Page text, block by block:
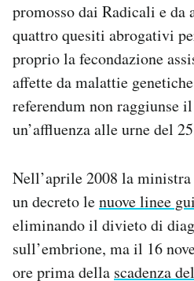
promosso dai Radicali e da
quattro quesiti abrogativi
proprio la fecondazione
affette da malattie
referendum non raggiunse
un’affluenza alle urne del
Nell’aprile 2008 la
un decreto lenuove linee
eliminando il divieto di
sull’embrione, ma il 16
ore prima della scadenza